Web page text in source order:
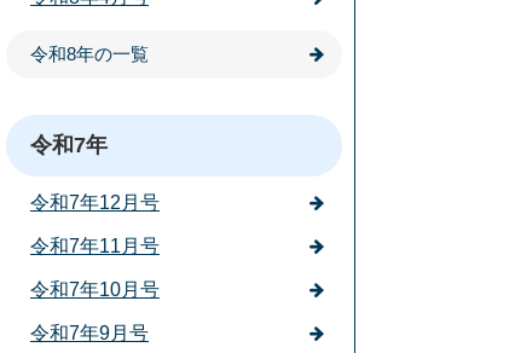
令和8年の一覧
令和7年
令和7年12月号
令和7年11月号
令和7年10月号
令和7年9月号